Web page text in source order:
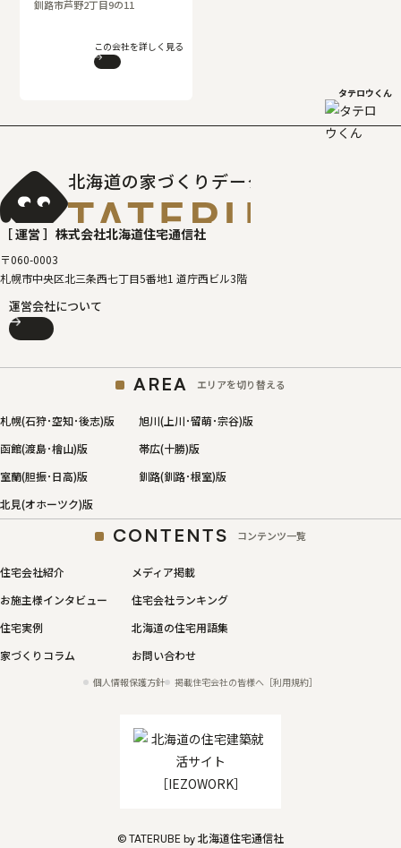
釧路市芦野2丁目9の11
この会社を詳しく見る
タテロウくん
北海道の家づくりデータベース
［ 運営 ］ 株式会社北海道住宅通信社
〒060-0003
札幌市中央区北三条西七丁目5番地1 道庁西ビル3階
運営会社について
AREA エリアを切り替える
札幌(石狩･空知･後志)版
旭川(上川･留萌･宗谷)版
函館(渡島･檜山)版
帯広(十勝)版
室蘭(胆振･日高)版
釧路(釧路･根室)版
北見(オホーツク)版
CONTENTS コンテンツ一覧
住宅会社紹介
メディア掲載
お施主様インタビュー
住宅会社ランキング
住宅実例
北海道の住宅用語集
家づくりコラム
お問い合わせ
個人情報保護方針 掲載住宅会社の皆様へ［利用規約］
© TATERUBE by 北海道住宅通信社